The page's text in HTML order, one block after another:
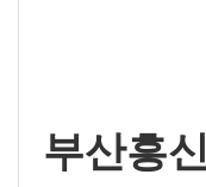
부산흥